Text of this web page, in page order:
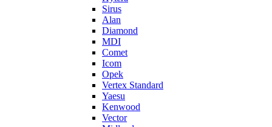
Sirus
Alan
Diamond
MDI
Comet
Icom
Opek
Vertex Standard
Yaesu
Kenwood
Vector